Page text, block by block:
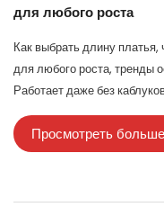
для любого роста
Как выбрать длину
для любого роста, тренды
Работает даже без
Просмотреть больше